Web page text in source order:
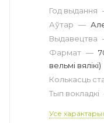
Год выдання
Аўтар —
Выдавецтва
Фармат —
вельмі вялікі)
Колькасць
Тып вокладкі
Усе